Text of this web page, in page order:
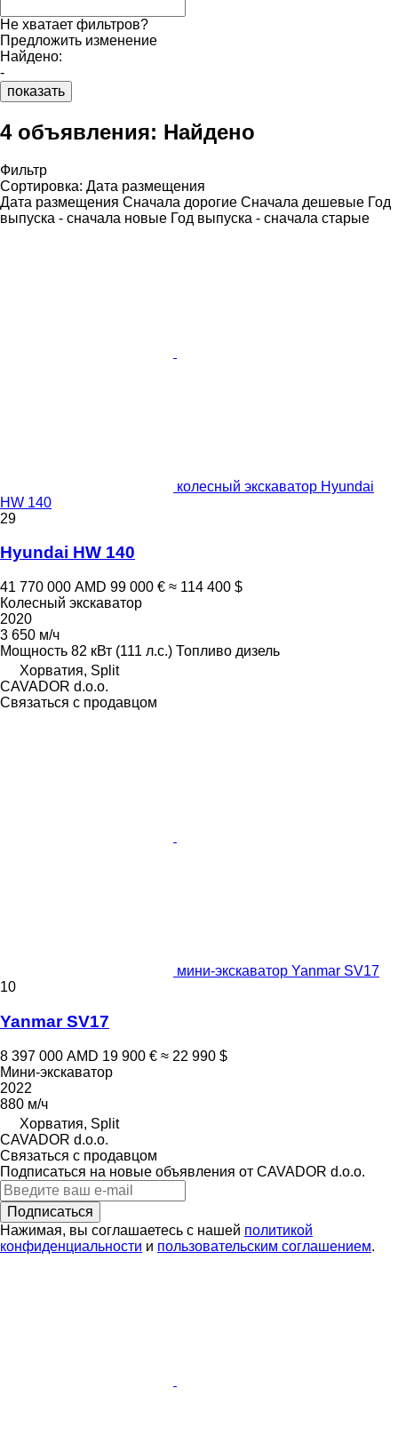
Не хватает фильтров?
Предложить изменение
Найдено:
-
показать
4 объявления: Найдено
Фильтр
Сортировка: Дата размещения
Дата размещения Сначала дорогие Сначала дешевые Год
выпуска - сначала новые Год выпуска - сначала старые
колесный экскаватор Hyundai
HW 140
29
Hyundai HW 140
41 770 000 AMD 99 000 € ≈ 114 400 $
Колесный экскаватор
2020
3 650 м/ч
Мощность 82 кВт (111 л.с.) Топливо дизель
Хорватия, Split
CAVADOR d.o.o.
Связаться с продавцом
мини-экскаватор Yanmar SV17
10
Yanmar SV17
8 397 000 AMD 19 900 € ≈ 22 990 $
Мини-экскаватор
2022
880 м/ч
Хорватия, Split
CAVADOR d.o.o.
Связаться с продавцом
Подписаться на новые объявления от CAVADOR d.o.o.
Подписаться
Нажимая, вы соглашаетесь с нашей политикой
конфиденциальности и пользовательским соглашением.